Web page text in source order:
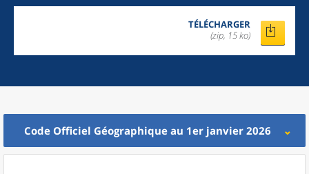
TÉLÉCHARGER
(zip, 15 ko)
Code Officiel Géographique au 1er janvier 2026